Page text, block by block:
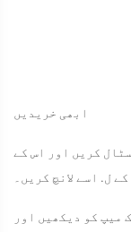
ابھی خریدیں
کریں اور اس کے
ل. اسے لانچ کریں۔
میپ کو دیکھیں اور